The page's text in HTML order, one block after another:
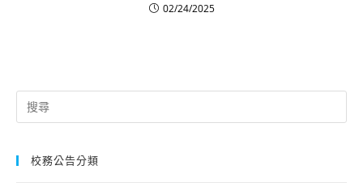
02/24/2025
Search
for:
校務公告分類